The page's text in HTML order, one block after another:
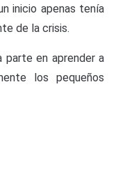
inicio apenas tenía
de la crisis.
parte en aprender a
los pequeños